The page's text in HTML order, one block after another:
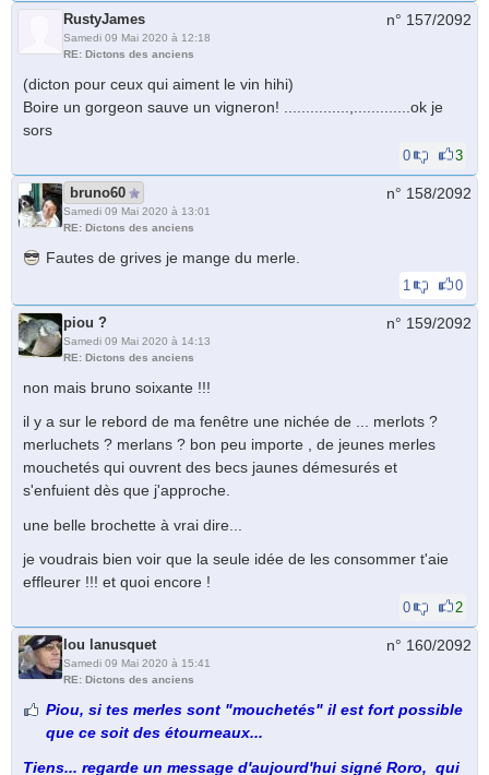
RustyJames
Samedi 09 Mai 2020 à 12:18
RE: Dictons des anciens
n° 157/2092
(dicton pour ceux qui aiment le vin hihi)
Boire un gorgeon sauve un vigneron! ...............,.............ok je
sors
0 3
bruno60
Samedi 09 Mai 2020 à 13:01
RE: Dictons des anciens
n° 158/2092
Fautes de grives je mange du merle.
1 0
piou ?
Samedi 09 Mai 2020 à 14:13
RE: Dictons des anciens
n° 159/2092
non mais bruno soixante !!!
il y a sur le rebord de ma fenêtre une nichée de ... merlots ?
merluchets ? merlans ? bon peu importe , de jeunes merles
mouchetés qui ouvrent des becs jaunes démesurés et
s'enfuient dès que j'approche.
une belle brochette à vrai dire...
je voudrais bien voir que la seule idée de les consommer t'aie
effleurer !!! et quoi encore !
0 2
lou lanusquet
Samedi 09 Mai 2020 à 15:41
RE: Dictons des anciens
n° 160/2092
Piou, si tes merles sont "mouchetés" il est fort possible
que ce soit des étourneaux...
Tiens... regarde un message d'aujourd'hui signé Roro, qui